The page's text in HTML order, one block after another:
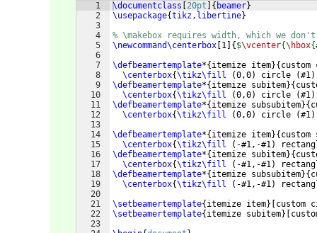
1
2
3
4
5
6
7
8
9
10
11
12
13
14
15
16
17
18
19
20
21
22
23
\documentclass 20pt { beamer}
\usepackage{tikz,libertine}
% \makebox requires width, which we don't
\newcommand\centerbox 1 { $\vcenter{\hbox
\defbeamertemplate*{ itemize item}{
\centerbox{\tikz\fill (0,0) circle (#1)
\defbeamertemplate*{ itemize subitem}{
\centerbox{\tikz\fill (0,0) circle (#1)
\defbeamertemplate*{ itemize subsubitem}{
\centerbox{\tikz\fill (0,0) circle (#1)
\defbeamertemplate*{ itemize item}{ custom
\centerbox{\tikz\fill ( -#1,-#1)
\defbeamertemplate*{ itemize subitem}{
\centerbox{\tikz\fill ( -#1,-#1)
\defbeamertemplate*{ itemize subsubitem}{
\centerbox{\tikz\fill ( -#1,-#1)
\setbeamertemplate{ itemize item}
custom
\setbeamertemplate{ itemize subitem}